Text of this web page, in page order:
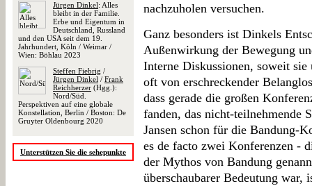
Jürgen Dinkel: Alles
bleibt in der Familie.
Erbe und Eigentum in
Deutschland, Russland
und den USA seit dem 19.
Jahrhundert, Köln / Weimar /
Wien: Böhlau 2023
Steffen Fiebrig /
Jürgen Dinkel / Frank
Reichherzer (Hgg.):
Nord/Süd.
Perspektiven auf eine globale
Konstellation, Berlin / Boston: De
Gruyter Oldenbourg 2020
Unterstützen Sie die sehepunkte
nachzuholen versuchen.
Ganz besonders ist Dinkels
Außenwirkung der Bewegung
Interne Diskussionen, soweit
oft von erschreckender
dass gerade die großen
fanden, das nicht-teilnehmende
Jansen schon für die Bandung-
es de facto zwei Konferenzen -
der Mythos von Bandung
überschaubarer Bedeutung war,